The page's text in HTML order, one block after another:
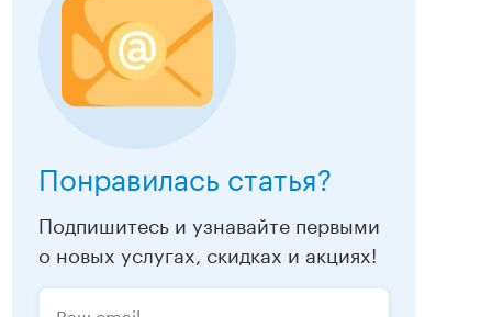
Понравилась статья?
Подпишитесь и узнавайте первыми
о новых услугах, скидках и акциях!